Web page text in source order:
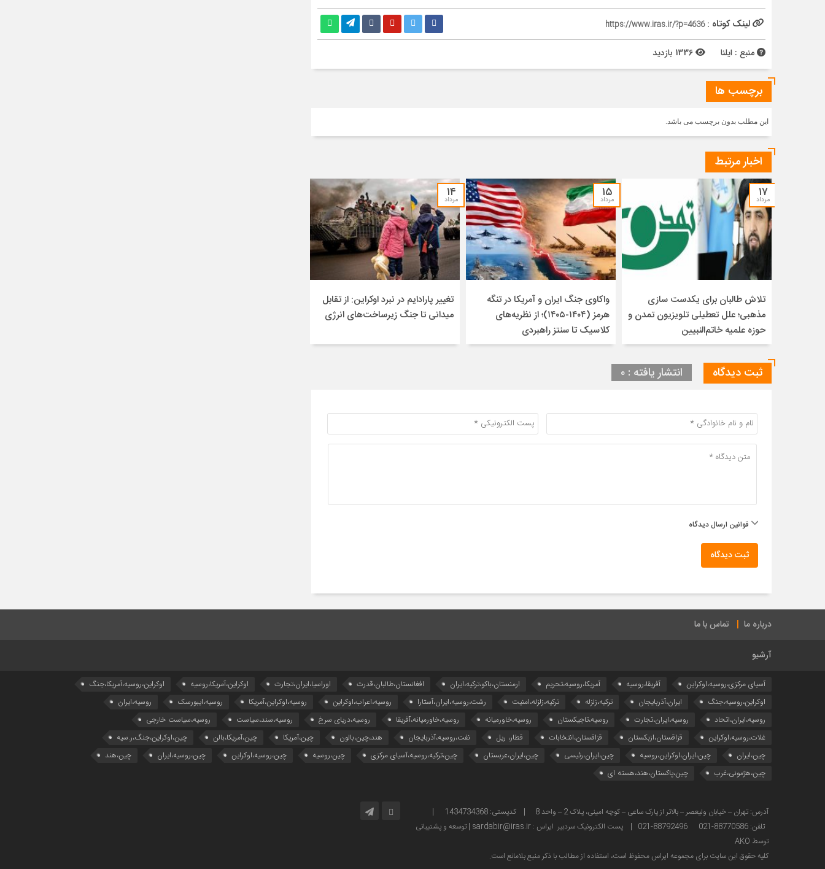
لینک کوتاه :https://www.iras.ir/?p=4636
منبع : ایلنا
برچسب ها
این مطلب بدون برچسب می باشد.
اخبار مرتبط
۱۷
مرداد
تلاش طالبان برای یکدست سازی
مذهبی؛ علل تعطیلی تلویزیون تمدن و
حوزه علمیه خاتم‌النبیین
۱۵
مرداد
واکاوی جنگ ایران و آمریکا در تنگه
هرمز (۱۴۰۴-۱۴۰۵)؛ از نظریه‌های
کلاسیک تا سنتز راهبردی
۱۴
مرداد
تغییر پارادایم در نبرد اوکراین: از تقابل
میدانی تا جنگ زیرساخت‌های انرژی
ثبت دیدگاه انتشار یافته : ۰
قوانین ارسال دیدگاه
ثبت دیدگاه
درباره ما تماس با ما
آرشیو
آسیای مرکزی،روسیه،اوکراین آفریقا،روسیه آمریکا،روسیه،تحریم ارمنستان،باکو،ترکیه،ایران افغانستان،طالبان،قدرت اوراسیا،ایران،تجارت اوکراین،آمریکا،روسیه
اوکراین،روسیه،آمریکا،جنگ
اوکراین،روسیه،جنگ
ایران،آذربایجان ترکیه،زلزله ترکیه،زلزله،امنیت رشت،روسیه،ایران،آستارا روسیه،اعراب،اوکراین روسیه،اوکراین،آمریکا روسیه،ایبورسک
روسیه،ایران
روسیه،ایران،اتحاد
روسیه،ایران،تجارت روسیه،تاجیکستان روسیه،خاورمیانه روسیه،خاورمیانه،آفریقا روسیه،دریای سرخ روسیه،سند،سیاست
روسیه،سیاست خارجی
غلات،روسیه،اوکراین
قزاقستان،ازبکستان قزاقستان،انتخابات قطار، ریل نفت،روسیه،آذربایجان هند،چین،بالون چین،آمریکا چین،آمریکا،بالن
چین،اوکراین،جنگ،ر.سیه
چین،ایران
چین،ایران،اوکراین،روسیه چین،ایران،رئیسی چین،ایران،عربستان چین،ترکیه،روسیه،آسیای مرکزی چین،روسیه چین،روسیه،اوکراین چین،روسیه،ایران
چین،هند
چین،هژمونی،غرب
چین،پاکستان،هند،هسته ای
آدرس: تهران – خیابان ولیعصر – بالاتر از پارک ساعی – کوچه امینی، پلاک 2 – واحد 8 | کدپستی: 1434734368 |
تلفن: 88770586-021 88792496-021 | پست الکترونیک سردبیر ایراس : sardabir@iras.ir |
توسعه و پشتیبانی
توسط AKO
كليه حقوق این سایت برای مجموعه ایراس محفوظ است، استفاده از مطالب با ذكر منبع بلامانع است.